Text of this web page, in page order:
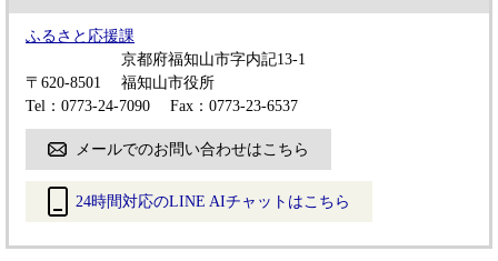
ふるさと応援課
〒620-8501
京都府福知山市字内記13-1
福知山市役所
Tel：0773-24-7090
Fax：0773-23-6537
メールでのお問い合わせはこちら
24時間対応のLINE AIチャットはこちら